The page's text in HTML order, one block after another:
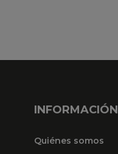
INFORMACIÓN
Quiénes somos